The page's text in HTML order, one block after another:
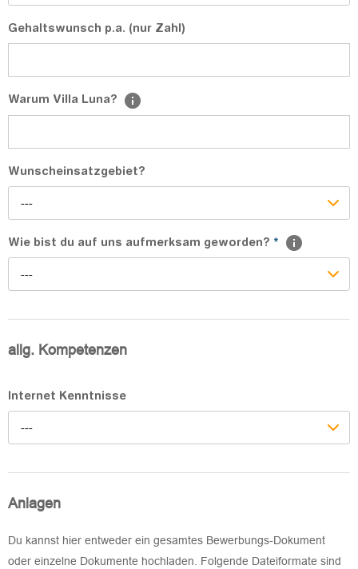
Gehaltswunsch p.a. (nur Zahl)
Warum Villa Luna?
Wunscheinsatzgebiet?
---
Wie bist du auf uns aufmerksam geworden? *
---
allg. Kompetenzen
Internet Kenntnisse
---
Anlagen
Du kannst hier entweder ein gesamtes Bewerbungs-Dokument
oder einzelne Dokumente hochladen. Folgende Dateiformate sind